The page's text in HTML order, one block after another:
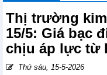
Thị trường
15/5: Giá bạc
chịu áp lực từ
Thứ sáu, 15-5-2026